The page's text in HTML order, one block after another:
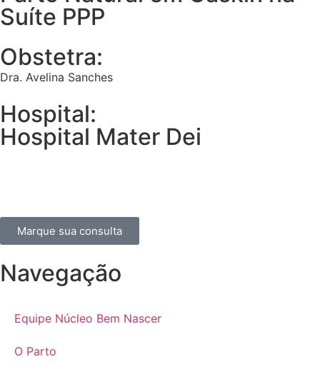
Suíte PPP
Obstetra:
Dra. Avelina Sanches
Hospital:
Hospital Mater Dei
Marque sua consulta
Navegação
Equipe Núcleo Bem Nascer
O Parto